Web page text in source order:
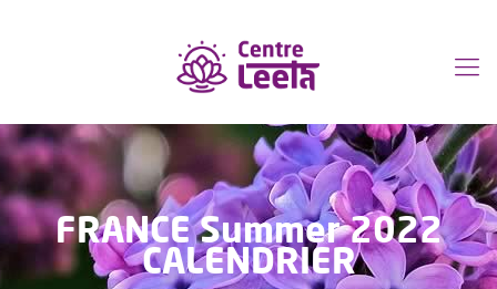
FRANCE Summer 2022
CALENDRIER